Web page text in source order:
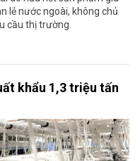
lẻ nước ngoài, không chủ
cầu thị trường.
khẩu 1,3 triệu tấn